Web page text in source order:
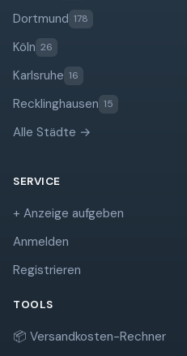
Dortmund 178
Köln 26
Karlsruhe 16
Recklinghausen 15
Alle Städte →
SERVICE
+ Anzeige aufgeben
Anmelden
Registrieren
TOOLS
📦 Versandkosten-Rechner